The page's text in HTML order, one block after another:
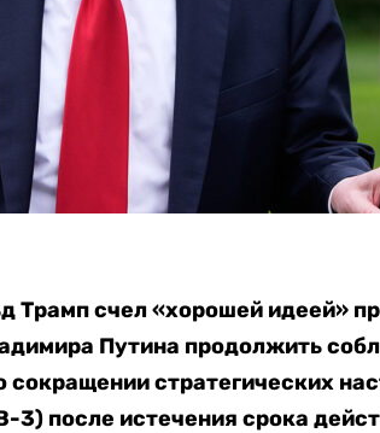
Трамп счел «хорошей идеей»
Путина продолжить
сокращении стратегических
после истечения срока